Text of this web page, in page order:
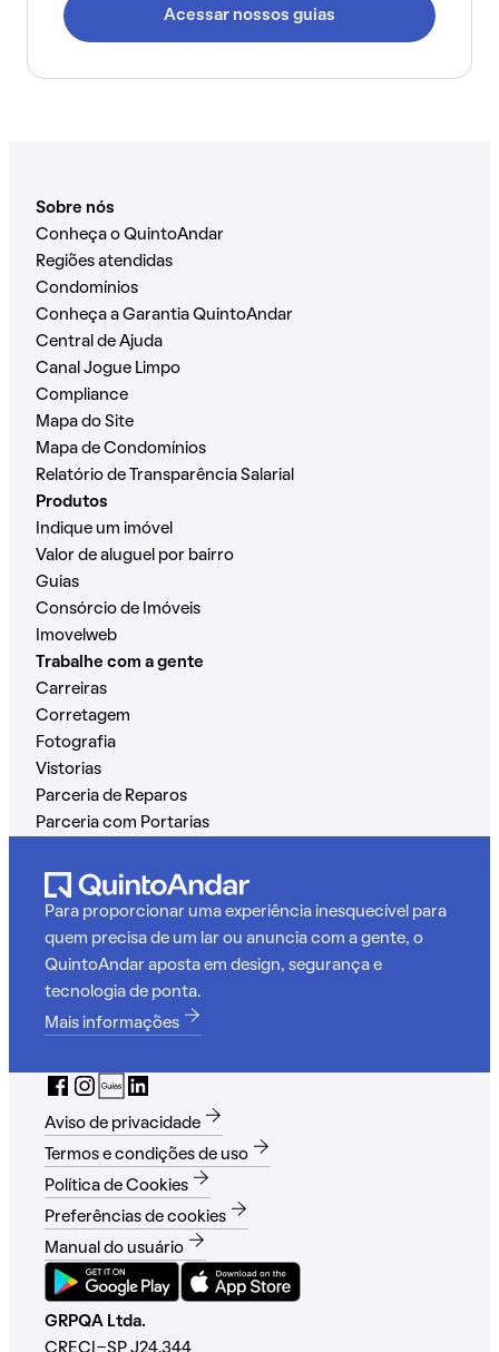
Acessar nossos guias
Sobre nós
Conheça o QuintoAndar
Regiões atendidas
Condomínios
Conheça a Garantia QuintoAndar
Central de Ajuda
Canal Jogue Limpo
Compliance
Mapa do Site
Mapa de Condomínios
Relatório de Transparência Salarial
Produtos
Indique um imóvel
Valor de aluguel por bairro
Guias
Consórcio de Imóveis
Imovelweb
Trabalhe com a gente
Carreiras
Corretagem
Fotografia
Vistorias
Parceria de Reparos
Parceria com Portarias
Para proporcionar uma experiência inesquecível para
quem precisa de um lar ou anuncia com a gente, o
QuintoAndar aposta em design, segurança e
tecnologia de ponta.
Mais informações
Aviso de privacidade
Termos e condições de uso
Política de Cookies
Preferências de cookies
Manual do usuário
GRPQA Ltda.